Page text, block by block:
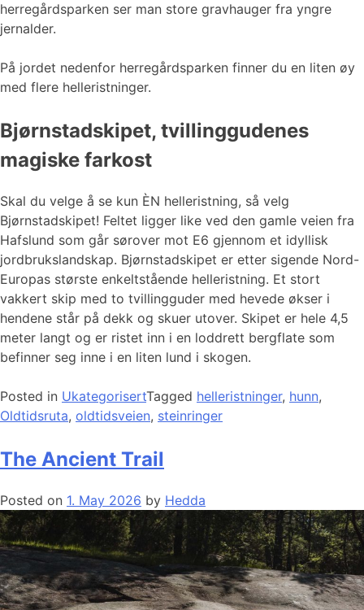
herregårdsparken ser man store gravhauger fra yngre
jernalder.
På jordet nedenfor herregårdsparken finner du en liten øy
med flere helleristninger.
Bjørnstadskipet, tvillinggudenes
magiske farkost
Skal du velge å se kun ÈN helleristning, så velg
Bjørnstadskipet! Feltet ligger like ved den gamle veien fra
Hafslund som går sørover mot E6 gjennom et idyllisk
jordbrukslandskap. Bjørnstadskipet er etter sigende Nord-
Europas største enkeltstående helleristning. Et stort
vakkert skip med to tvillingguder med hevede økser i
hendene står på dekk og skuer utover. Skipet er hele 4,5
meter langt og er ristet inn i en loddrett bergflate som
befinner seg inne i en liten lund i skogen.
Posted in UkategorisertTagged helleristninger, hunn,
Oldtidsruta, oldtidsveien, steinringer
The Ancient Trail
Posted on 1. May 2026 by Hedda